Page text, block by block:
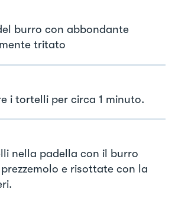
burro con abbondante
tritato
i tortelli per circa 1 minuto.
nella padella con il burro
e risottate con la